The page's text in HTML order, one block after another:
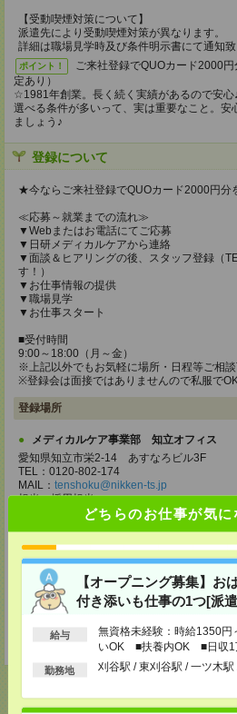
どちらのお仕事が気に
【オープニング募集】お
付き添いも仕事の1つ[派
給与
無資格未経験：時給1350
いOK ■扶養内OK ■日収1
以上
勤務地 刈谷駅 / 東刈谷駅 / 一ツ木駅
【受動喫煙対策について】
派遣先により受動喫煙対策が異なります。
詳細は職場見学時及び条件明示書にて通知致
ポイント！
ご来社登録でQUOカード2000
定あり）
☆1981年創業。長く続く実績があるので安心
選べる条件が多いって、実は重要なこと。安
ましょう♪
登録について
★今ならご来社登録でQUOカード2000円分
≪応募～就業までの流れ≫
▼Webまたはお電話にてご応募
▼日研メディカルケアから連絡
▼面談＆ヒアリングの後、スタッフ登録（
す！）
▼お仕事情報の提供
▼職場見学
▼お仕事スタート
■受付時間
9:00～18:00（月～金）
※上記以外でもお気軽に場所・日程等ご相
※登録会は面接ではありませんので私服で
登録場所
メディカルケア事業部 知立オフィス
愛知県知立市栄2-14 あすなろビル3F
TEL：0120-802-174
MAIL： tenshoku@nikken-ts.jp
担当：採用担当
愛知県名古屋市西区牛島町2-5
TEL：0120-455-091
MAIL：tenshoku@nikken-ts.jp
担当：採用担当
登録交通費
★今ならご来社登録でQUOカード2000円分